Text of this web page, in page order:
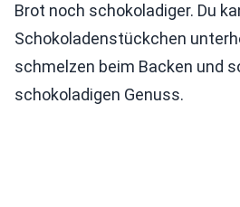
Brot noch schokoladiger. Du
Schokoladenstückchen
schmelzen beim Backen und
schokoladigen Genuss.